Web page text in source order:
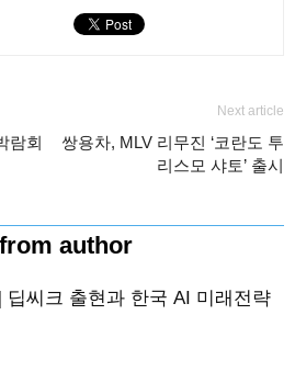
람회
Next article
쌍용차, MLV 리무진 ‘코란도 투
리스모 샤토’ 출시
author
딥씨크 출현과 한국 AI 미래전략